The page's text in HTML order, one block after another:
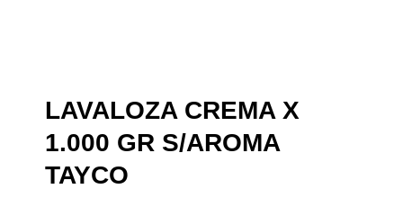
LAVALOZA CREMA X
1.000 GR S/AROMA
TAYCO